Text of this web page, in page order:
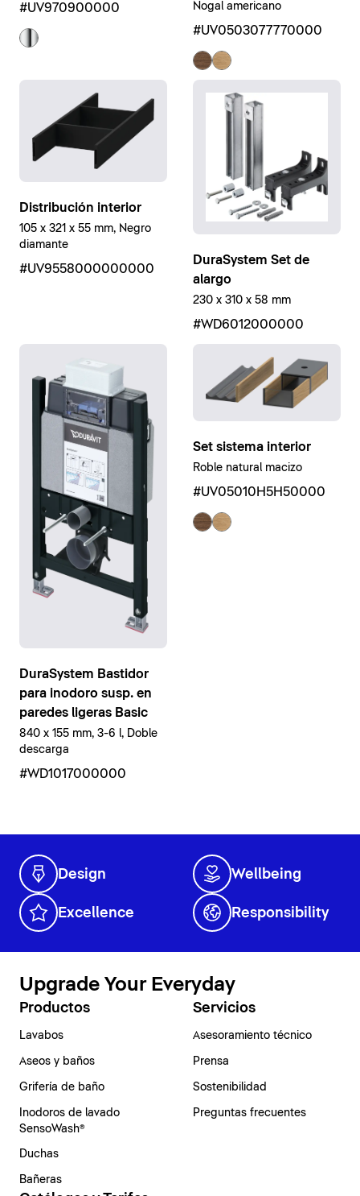
#UV970900000 Nogal americano
#UV0503077770000
Distribución interior
105 x 321 x 55 mm, Negro
diamante
#UV9558000000000
DuraSystem Set de
alargo
230 x 310 x 58 mm
#WD6012000000
DuraSystem Bastidor
para inodoro susp. en
paredes ligeras Basic
840 x 155 mm, 3-6 l, Doble
descarga
#WD1017000000
Set sistema interior
Roble natural macizo
#UV05010H5H50000
Design Wellbeing
Excellence Responsibility
Upgrade Your Everyday
Productos
Lavabos
Aseos y baños
Grifería de baño
Inodoros de lavado
SensoWash®
Duchas
Bañeras
Servicios
Asesoramiento técnico
Prensa
Sostenibilidad
Preguntas frecuentes